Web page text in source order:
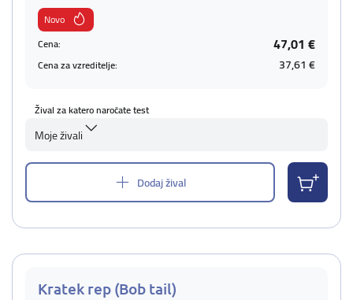
Novo
Cena:
47,01 €
Cena za vzreditelje: 37,61 €
Žival za katero naročate test
Moje živali
Dodaj žival
Kratek rep (Bob tail)